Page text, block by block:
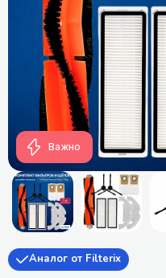
Важно
Аналог от Filterix